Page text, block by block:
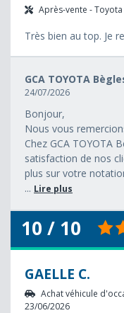
Après-vente -
Très bien au top. Je
GCA TOYOTA
24/07/2026
Bonjour,
Nous vous
Chez GCA TOYOTA
satisfaction de nos
plus sur votre
... Lire plus
10 / 10
GAELLE C.
Achat véhicule
23/06/2026